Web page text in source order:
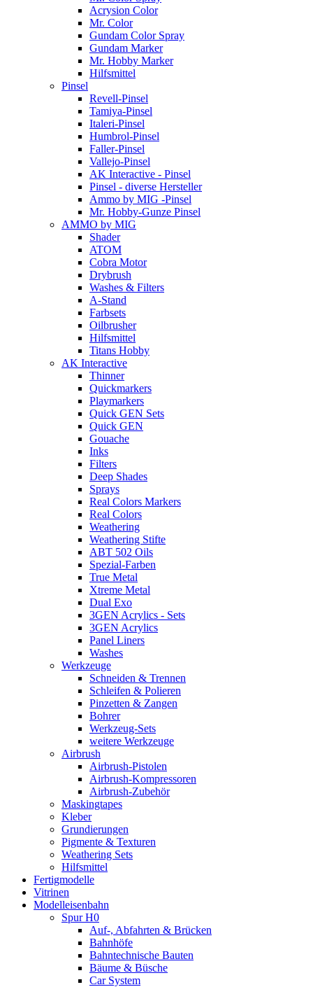
Acrysion Color
Mr. Color
Gundam Color Spray
Gundam Marker
Mr. Hobby Marker
Hilfsmittel
Pinsel
Revell-Pinsel
Tamiya-Pinsel
Italeri-Pinsel
Humbrol-Pinsel
Faller-Pinsel
Vallejo-Pinsel
AK Interactive - Pinsel
Pinsel - diverse Hersteller
Ammo by MIG -Pinsel
Mr. Hobby-Gunze Pinsel
AMMO by MIG
Shader
ATOM
Cobra Motor
Drybrush
Washes & Filters
A-Stand
Farbsets
Oilbrusher
Hilfsmittel
Titans Hobby
AK Interactive
Thinner
Quickmarkers
Playmarkers
Quick GEN Sets
Quick GEN
Gouache
Inks
Filters
Deep Shades
Sprays
Real Colors Markers
Real Colors
Weathering
Weathering Stifte
ABT 502 Oils
Spezial-Farben
True Metal
Xtreme Metal
Dual Exo
3GEN Acrylics - Sets
3GEN Acrylics
Panel Liners
Washes
Werkzeuge
Schneiden & Trennen
Schleifen & Polieren
Pinzetten & Zangen
Bohrer
Werkzeug-Sets
weitere Werkzeuge
Airbrush
Airbrush-Pistolen
Airbrush-Kompressoren
Airbrush-Zubehör
Maskingtapes
Kleber
Grundierungen
Pigmente & Texturen
Weathering Sets
Hilfsmittel
Fertigmodelle
Vitrinen
Modelleisenbahn
Spur H0
Auf-, Abfahrten & Brücken
Bahnhöfe
Bahntechnische Bauten
Bäume & Büsche
Car System